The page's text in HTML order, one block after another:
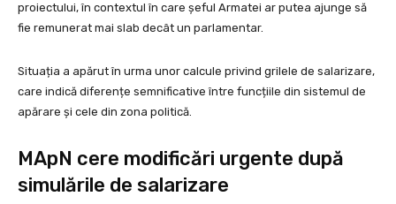
proiectului, în contextul în care șeful Armatei ar putea ajunge să
fie remunerat mai slab decât un parlamentar.
Situația a apărut în urma unor calcule privind grilele de salarizare,
care indică diferențe semnificative între funcțiile din sistemul de
apărare și cele din zona politică.
MApN cere modificări urgente după
simulările de salarizare